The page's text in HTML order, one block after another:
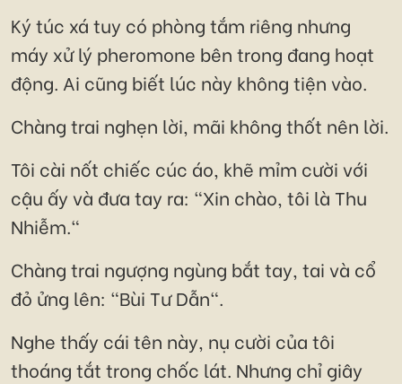
Ký túc xá tuy có phòng tắm riêng nhưng
máy xử lý pheromone bên trong đang hoạt
động. Ai cũng biết lúc này không tiện vào.
Chàng trai nghẹn lời, mãi không thốt nên lời.
Tôi cài nốt chiếc cúc áo, khẽ mỉm cười với
cậu ấy và đưa tay ra: "Xin chào, tôi là Thu
Nhiễm."
Chàng trai ngượng ngùng bắt tay, tai và cổ
đỏ ửng lên: "Bùi Tư Dẫn".
Nghe thấy cái tên này, nụ cười của tôi
thoáng tắt trong chốc lát. Nhưng chỉ giây